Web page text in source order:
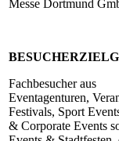
Messe Dortmund
Fachbesucher aus
Eventagenturen,
Festivals, Sport
& Corporate Events